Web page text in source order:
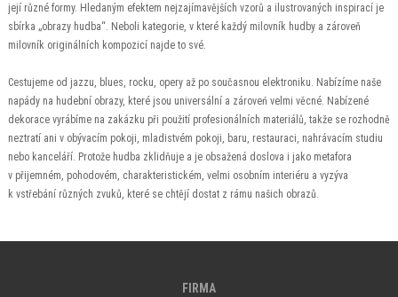
její různé formy. Hledaným efektem nejzajímavějších vzorů a ilustrovaných inspirací je
sbírka „obrazy hudba“. Neboli kategorie, v které každý milovník hudby a zároveň
milovník originálních kompozicí najde to své.
Cestujeme od jazzu, blues, rocku, opery až po současnou elektroniku. Nabízíme naše
napády na hudební obrazy, které jsou universální a zároveń velmi věcné. Nabízené
dekorace vyrábíme na zakázku při použití profesionálních materiálů, takže se rozhodně
neztratí ani v obývacím pokoji, mladistvém pokoji, baru, restauraci, nahrávacím studiu
nebo kanceláří. Protože hudba zklidňuje a je obsažená doslova i jako metafora
v přijemném, pohodovém, charakteristickém, velmi osobním interiéru a vyzýva
k vstřebání různých zvuků, které se chtějí dostat z rámu našich obrazů.
FIRMA